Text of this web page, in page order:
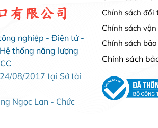
有限公司
nghiệp - Điện tử -
thống năng lượng
08/2017 tại Sở tài
Ngọc Lan - Chức
Chính sách đổi
Chính sách
Chính sách
Chính sách